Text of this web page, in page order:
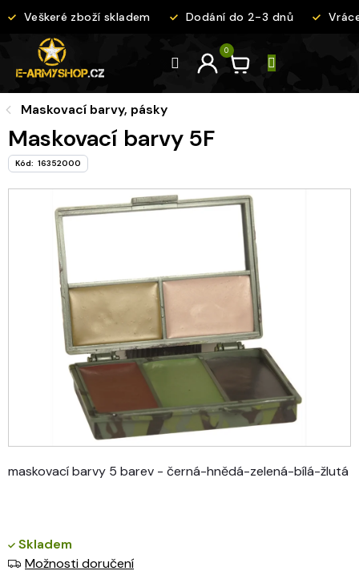
na
Veškeré zboží skladem Dodání do 2-3 dnů
Maskovací barvy, pásky
Maskovací barvy 5F
Kód: 16352000
maskovací barvy 5 barev - černá-hnědá-zelená-bílá-žlutá
Skladem
Možnosti doručení